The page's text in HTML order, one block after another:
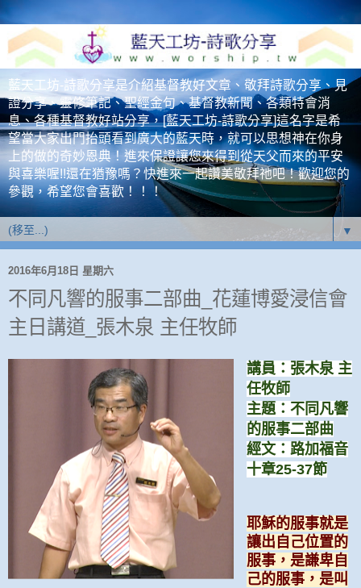
藍天工坊-詩歌分享是介紹基督教好文章、敬拜詩歌分享、見
證分享、靈修筆記、聖經金句、基督教新聞、各類特會消
息、各種基督教好站分享，[藍天工坊-詩歌分享]這名字是希
望當大家出門抬頭看到廣大的藍天時，就可以思想神在你身
上的做的奇妙恩典！進來保證讓您來得到從天父而來的平安
與喜樂喔!!還在猶豫嗎？快進來一起讚美敬拜祂吧！歡迎您的
參觀，希望您會喜歡！！！
▼
2016年6月18日 星期六
不同凡響的服事二部曲_花蓮博愛浸信會
主日講道_張木泉 主任牧師
講員：張木泉 主
任牧師
主題：不同凡響
的服事二部曲
經文：路加福音
十章25-37節
耶穌的服事就是
讓出自己位置的
服事，是謙卑自
己的服事，是叫